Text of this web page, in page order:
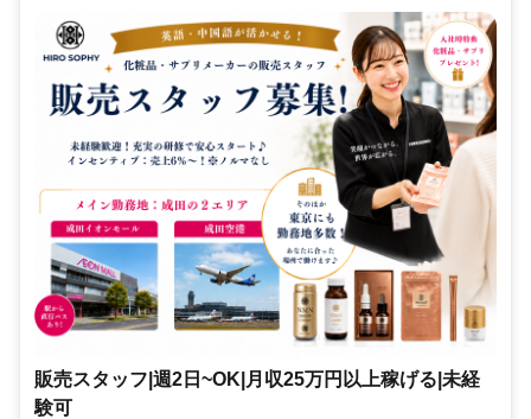
販売スタッフ|週2日~OK|月収25万円以上稼げる|未経
験可